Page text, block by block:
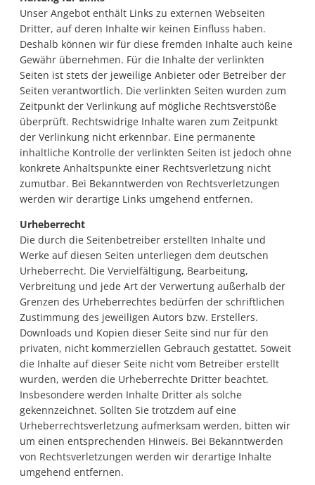
Unser Angebot enthält Links zu externen Webseiten
Dritter, auf deren Inhalte wir keinen Einfluss haben.
Deshalb können wir für diese fremden Inhalte auch keine
Gewähr übernehmen. Für die Inhalte der verlinkten
Seiten ist stets der jeweilige Anbieter oder Betreiber der
Seiten verantwortlich. Die verlinkten Seiten wurden zum
Zeitpunkt der Verlinkung auf mögliche Rechtsverstöße
überprüft. Rechtswidrige Inhalte waren zum Zeitpunkt
der Verlinkung nicht erkennbar. Eine permanente
inhaltliche Kontrolle der verlinkten Seiten ist jedoch ohne
konkrete Anhaltspunkte einer Rechtsverletzung nicht
zumutbar. Bei Bekanntwerden von Rechtsverletzungen
werden wir derartige Links umgehend entfernen.
Urheberrecht
Die durch die Seitenbetreiber erstellten Inhalte und
Werke auf diesen Seiten unterliegen dem deutschen
Urheberrecht. Die Vervielfältigung, Bearbeitung,
Verbreitung und jede Art der Verwertung außerhalb der
Grenzen des Urheberrechtes bedürfen der schriftlichen
Zustimmung des jeweiligen Autors bzw. Erstellers.
Downloads und Kopien dieser Seite sind nur für den
privaten, nicht kommerziellen Gebrauch gestattet. Soweit
die Inhalte auf dieser Seite nicht vom Betreiber erstellt
wurden, werden die Urheberrechte Dritter beachtet.
Insbesondere werden Inhalte Dritter als solche
gekennzeichnet. Sollten Sie trotzdem auf eine
Urheberrechtsverletzung aufmerksam werden, bitten wir
um einen entsprechenden Hinweis. Bei Bekanntwerden
von Rechtsverletzungen werden wir derartige Inhalte
umgehend entfernen.